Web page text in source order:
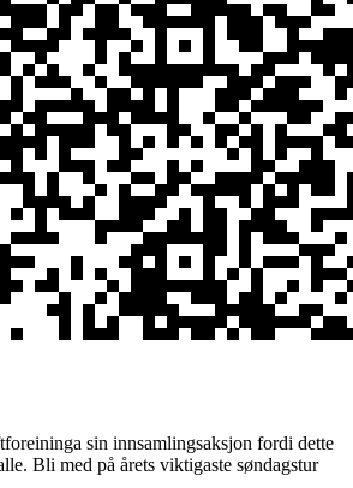
sin innsamlingsaksjon fordi dette
Bli med på årets viktigaste søndagstur